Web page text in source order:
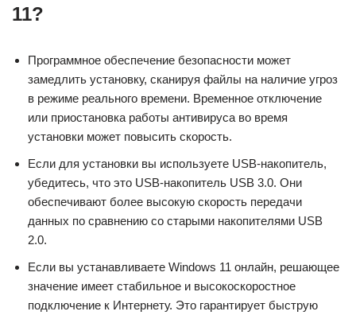
11?
Программное обеспечение безопасности может
замедлить установку, сканируя файлы на наличие угроз
в режиме реального времени. Временное отключение
или приостановка работы антивируса во время
установки может повысить скорость.
Если для установки вы используете USB-накопитель,
убедитесь, что это USB-накопитель USB 3.0. Они
обеспечивают более высокую скорость передачи
данных по сравнению со старыми накопителями USB
2.0.
Если вы устанавливаете Windows 11 онлайн, решающее
значение имеет стабильное и высокоскоростное
подключение к Интернету. Это гарантирует быструю